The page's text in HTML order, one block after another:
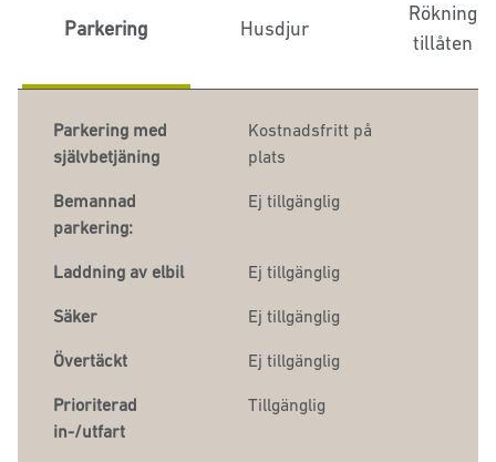
Parkering Husdjur
Rökning
tillåten
Parkering med
självbetjäning
Kostnadsfritt på
plats
Bemannad
parkering:
Ej tillgänglig
Laddning av elbil Ej tillgänglig
Säker Ej tillgänglig
Övertäckt Ej tillgänglig
Prioriterad
in-/utfart
Tillgänglig